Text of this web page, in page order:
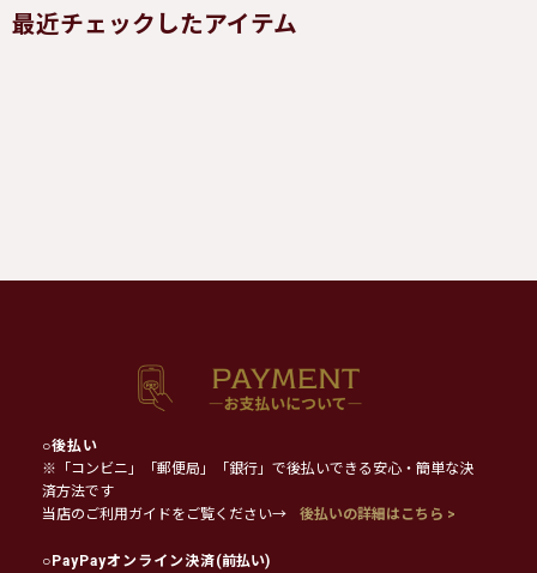
最近チェックしたアイテム
○後払い
※「コンビニ」「郵便局」「銀行」で後払いできる安心・簡単な決
済方法です
当店のご利用ガイドをご覧ください→
後払いの詳細はこちら >
○PayPayオンライン決済(前払い)